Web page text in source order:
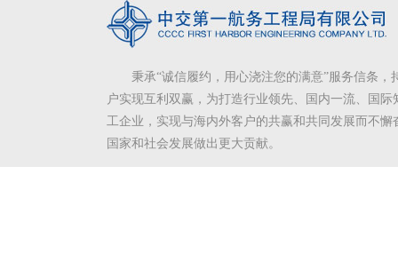
秉承“诚信履约，用心浇注您的满意”服务信条，
户实现互利双赢，为打造行业领先、国内一流、国际
工企业，实现与海内外客户的共赢和共同发展而不懈
国家和社会发展做出更大贡献。